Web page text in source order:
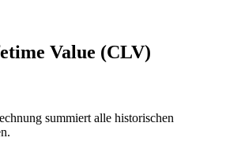
Value (CLV)
summiert alle historischen